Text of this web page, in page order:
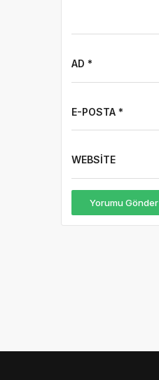
AD *
E-POSTA *
WEBSITE
Yorumu Gönder